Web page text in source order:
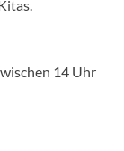
14 Uhr